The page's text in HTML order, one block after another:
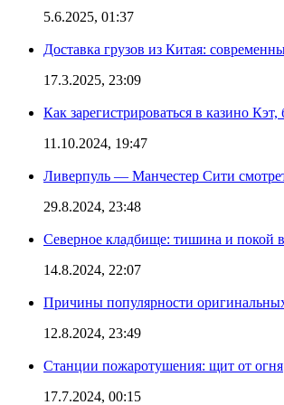
5.6.2025, 01:37
Доставка грузов из Китая:
17.3.2025, 23:09
Как зарегистрироваться в казино
11.10.2024, 19:47
Ливерпуль — Манчестер Сити
29.8.2024, 23:48
Северное кладбище: тишина и покой
14.8.2024, 22:07
Причины популярности оригинальных
12.8.2024, 23:49
Станции пожаротушения: щит от огня
17.7.2024, 00:15